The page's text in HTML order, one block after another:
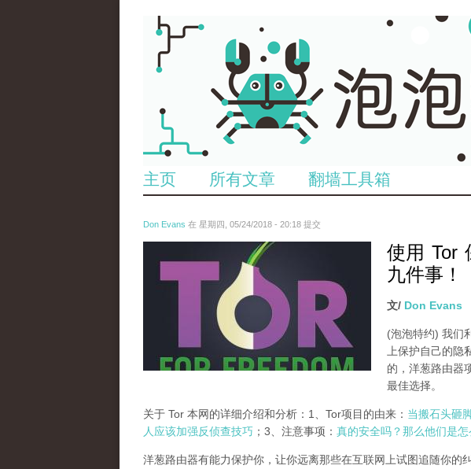
主页 所有文章 翻墙工具箱
Don Evans 在 星期四, 05/24/2018 - 20:18 提交
wechatimg1098.jpeg
使用 Tor
九件事！
文/ Don Evans
(泡泡特约) 我们
上保护自己的
的，洋葱路由器
最佳选择。
关于 Tor 本网的详细介绍和分析：1、Tor项目的由来： 当搬石头砸
人应该加强反侦查技巧 ；3、注意事项： 真的安全吗？那么他们是怎
洋葱路由器有能力保护你，让你远离那些在互联网上试图追随你的